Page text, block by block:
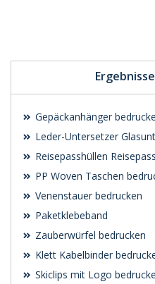
Gepäckanhänger
Leder-Untersetzer
Reisepasshüllen
PP Woven Taschen
Venenstauer bedrucken
Paketklebeband
Zauberwürfel bedrucken
Klett Kabelbinder
Skiclips mit Logo